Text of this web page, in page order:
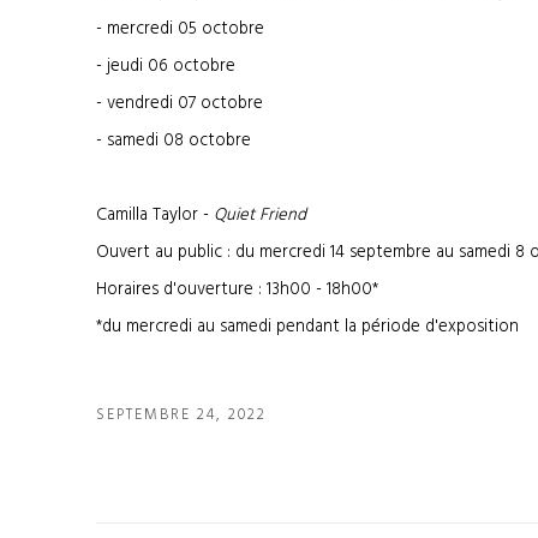
- mercredi 05 octobre
- jeudi 06 octobre
- vendredi 07 octobre
- samedi 08 octobre
Camilla Taylor - Quiet Friend
Ouvert au public : du mercredi 14 septembre au samedi 8
Horaires d'ouverture : 13h00 - 18h00*
*du mercredi au samedi pendant la période d'exposition
SEPTEMBRE 24, 2022